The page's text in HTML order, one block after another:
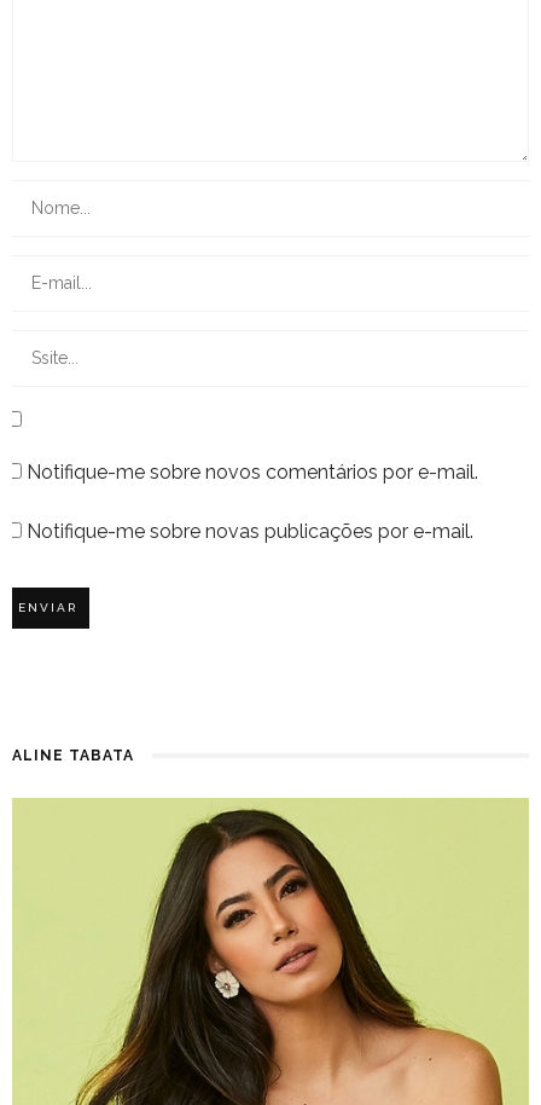
Notifique-me sobre novos comentários por e-mail.
Notifique-me sobre novas publicações por e-mail.
ALINE TABATA